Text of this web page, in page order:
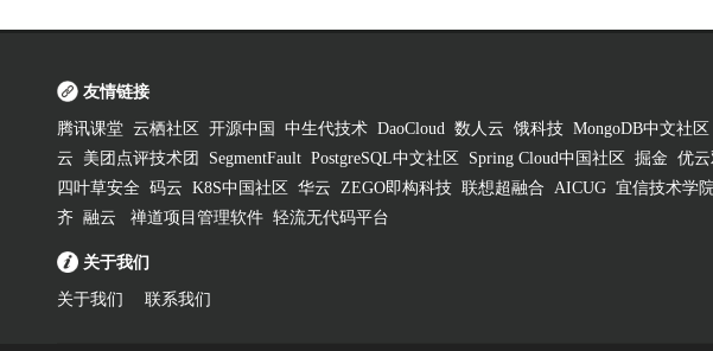
友情链接
腾讯课堂 云栖社区 开源中国 中生代技术 DaoCloud 数人云 饿科技 MongoDB中文社区
云
美团点评技术团 SegmentFault PostgreSQL中文社区 Spring Cloud中国社区 掘金 优
四叶草安全 码云 K8S中国社区 华云 ZEGO即构科技 联想超融合 AICUG 宜信技术学
齐 融云 禅道项目管理软件 轻流无代码平台
关于我们
关于我们 联系我们